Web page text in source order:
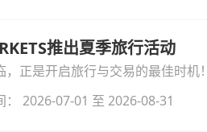
推出夏季旅行活动
，正是开启旅行与交易的最佳时机
！
： 2026-07-01 至 2026-08-31